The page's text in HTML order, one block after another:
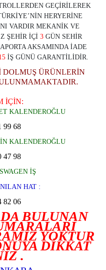
GEÇİRİLEREK
HERYERİNE
VARDIR MEKANİK VE
ŞEHİR İÇİ 3GÜN SEHİR
AKSAMINDA İADE
İŞ GÜNÜ GARANTİLİDİR.
DOLMUŞ ÜRÜNLERİN
İÇİN:
KALENDEROĞLU
99 68
KALENDEROĞLU
47 98
İŞ
HAT :
82 06
BULUNAN
YOKTUR
DİKKAT
.